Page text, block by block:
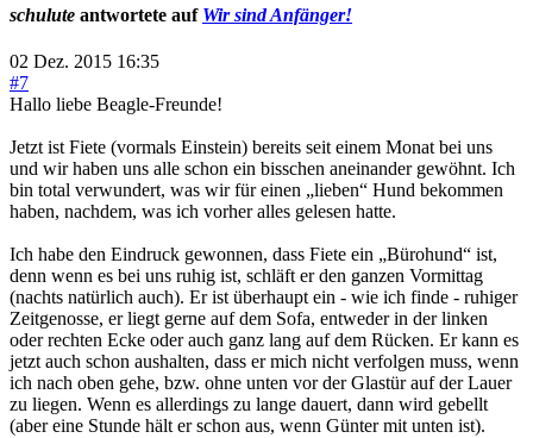
schulute antwortete auf Wir sind Anfänger!
02 Dez. 2015 16:35
#7
Hallo liebe Beagle-Freunde!
Jetzt ist Fiete (vormals Einstein) bereits seit einem Monat bei uns
und wir haben uns alle schon ein bisschen aneinander gewöhnt. Ich
bin total verwundert, was wir für einen „lieben“ Hund bekommen
haben, nachdem, was ich vorher alles gelesen hatte.
Ich habe den Eindruck gewonnen, dass Fiete ein „Bürohund“ ist,
denn wenn es bei uns ruhig ist, schläft er den ganzen Vormittag
(nachts natürlich auch). Er ist überhaupt ein - wie ich finde - ruhiger
Zeitgenosse, er liegt gerne auf dem Sofa, entweder in der linken
oder rechten Ecke oder auch ganz lang auf dem Rücken. Er kann es
jetzt auch schon aushalten, dass er mich nicht verfolgen muss, wenn
ich nach oben gehe, bzw. ohne unten vor der Glastür auf der Lauer
zu liegen. Wenn es allerdings zu lange dauert, dann wird gebellt
(aber eine Stunde hält er schon aus, wenn Günter mit unten ist).